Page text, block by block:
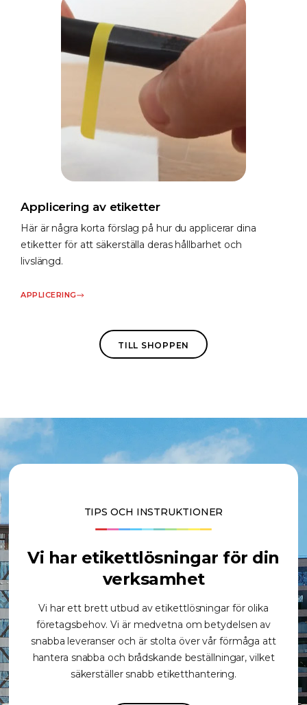
Applicering av etiketter
Här är några korta förslag på hur du applicerar dina
etiketter för att säkerställa deras hållbarhet och
livslängd.
APPLICERING​
TILL SHOPPEN
TIPS OCH INSTRUKTIONER
Vi har etikettlösningar för din
verksamhet
Vi har ett brett utbud av etikettlösningar för olika
företagsbehov. Vi är medvetna om betydelsen av
snabba leveranser och är stolta över vår förmåga att
hantera snabba och brådskande beställningar, vilket
säkerställer snabb etiketthantering.